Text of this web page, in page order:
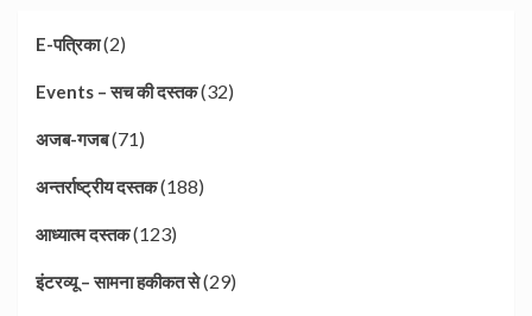
E-पत्रिका(2)
Events – सच की दस्तक(32)
अजब-गजब(71)
अन्तर्राष्ट्रीय दस्तक(188)
आध्यात्म दस्तक(123)
इंटरव्यू – सामना हकीकत से(29)